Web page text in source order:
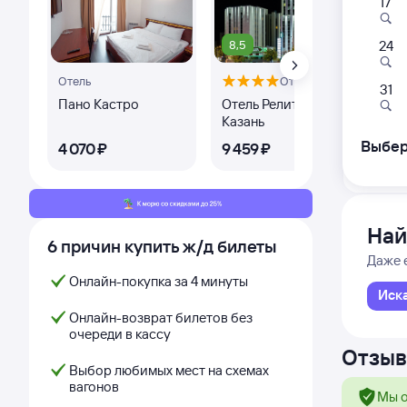
Отель
Пано Кастро
4 ⁠070 ⁠₽
8,5
Отель
Отель Релита-
Казань
9 ⁠459 ⁠₽
8,6
7
6 причин купить ж/д билеты
Онлайн-покупка за 4 минуты
Онлайн-возврат билетов без
очереди в кассу
Выбор любимых мест на схемах
вагонов
133А
Санкт-
Санкт-
15:15
Дни
Даже
Мы
24
31